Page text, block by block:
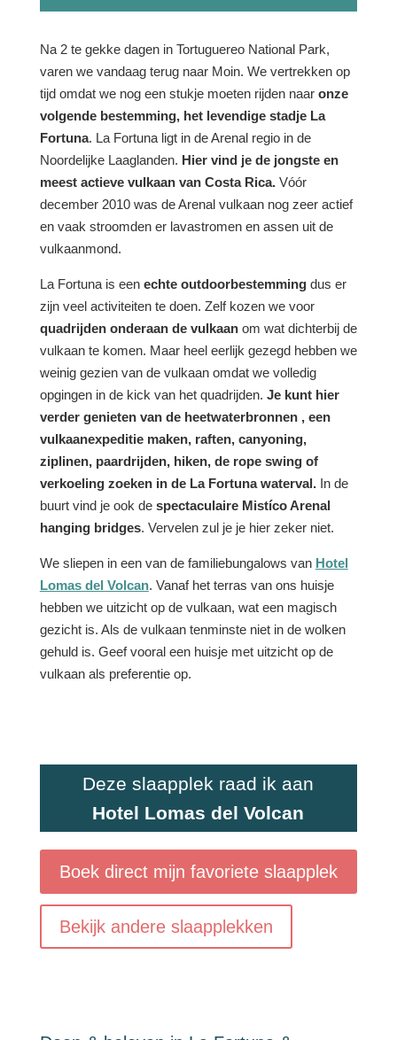
Na 2 te gekke dagen in Tortuguereo National Park,
varen we vandaag terug naar Moin. We vertrekken op
tijd omdat we nog een stukje moeten rijden naar onze
volgende bestemming, het levendige stadje La
Fortuna. La Fortuna ligt in de Arenal regio in de
Noordelijke Laaglanden. Hier vind je de jongste en
meest actieve vulkaan van Costa Rica. Vóór
december 2010 was de Arenal vulkaan nog zeer actief
en vaak stroomden er lavastromen en assen uit de
vulkaanmond.
La Fortuna is een echte outdoorbestemmingdus er
zijn veel activiteiten te doen. Zelf kozen we voor
quadrijden onderaan de vulkaanom wat dichterbij de
vulkaan te komen. Maar heel eerlijk gezegd hebben we
weinig gezien van de vulkaan omdat we volledig
opgingen in de kick van het quadrijden. Je kunt hier
verder genieten van de heetwaterbronnen , een
vulkaanexpeditie maken, raften, canyoning,
ziplinen, paardrijden, hiken, de rope swing of
verkoeling zoeken in de La Fortuna waterval.In de
buurt vind je ook de spectaculaire Mistíco Arenal
hanging bridges. Vervelen zul je je hier zeker niet.
We sliepen in een van de familiebungalows van Hotel
Lomas del Volcan. Vanaf het terras van ons huisje
hebben we uitzicht op de vulkaan, wat een magisch
gezicht is. Als de vulkaan tenminste niet in de wolken
gehuld is. Geef vooral een huisje met uitzicht op de
vulkaan als preferentie op.
Deze slaapplek raad ik aan
Hotel Lomas del Volcan
Boek direct mijn favoriete slaapplek
Bekijk andere slaapplekken